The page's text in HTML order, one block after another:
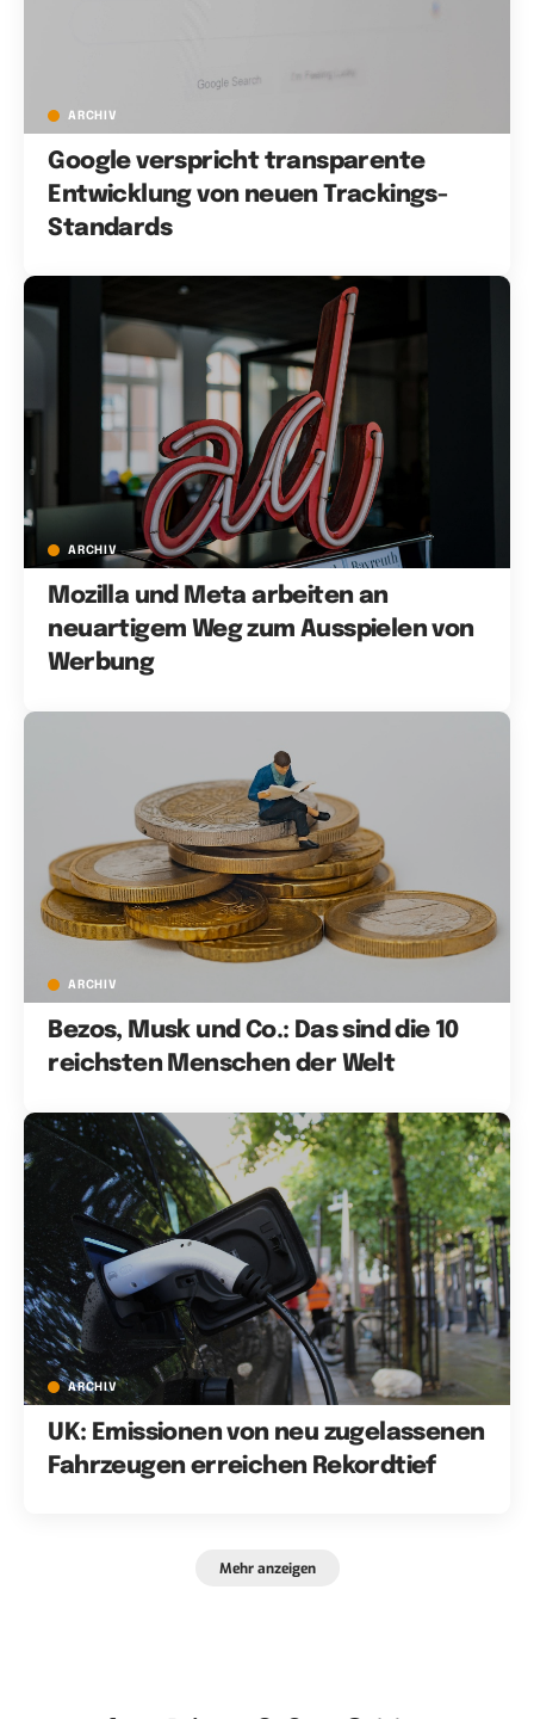
ARCHIV
Google verspricht transparente
Entwicklung von neuen Trackings-
Standards
ARCHIV
Mozilla und Meta arbeiten an
neuartigem Weg zum Ausspielen von
Werbung
ARCHIV
Bezos, Musk und Co.: Das sind die 10
reichsten Menschen der Welt
ARCHIV
UK: Emissionen von neu zugelassenen
Fahrzeugen erreichen Rekordtief
Mehr anzeigen